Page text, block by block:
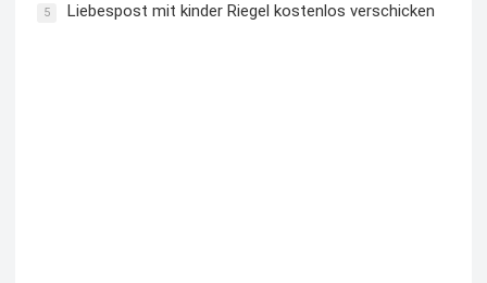
5 Liebespost mit kinder Riegel kostenlos verschicken